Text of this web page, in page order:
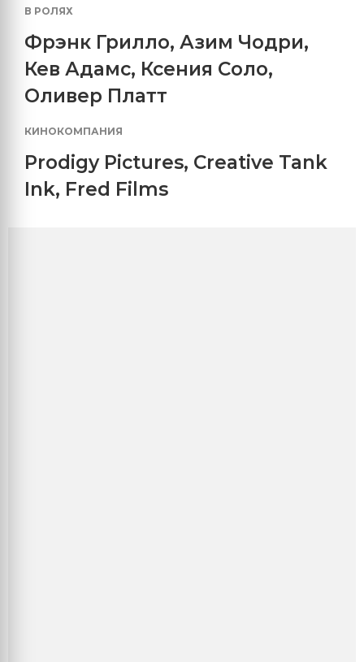
В РОЛЯХ
Фрэнк Грилло, Азим Чодри,
Кев Адамс, Ксения Соло,
Оливер Платт
КИНОКОМПАНИЯ
Prodigy Pictures, Creative Tank
Ink, Fred Films